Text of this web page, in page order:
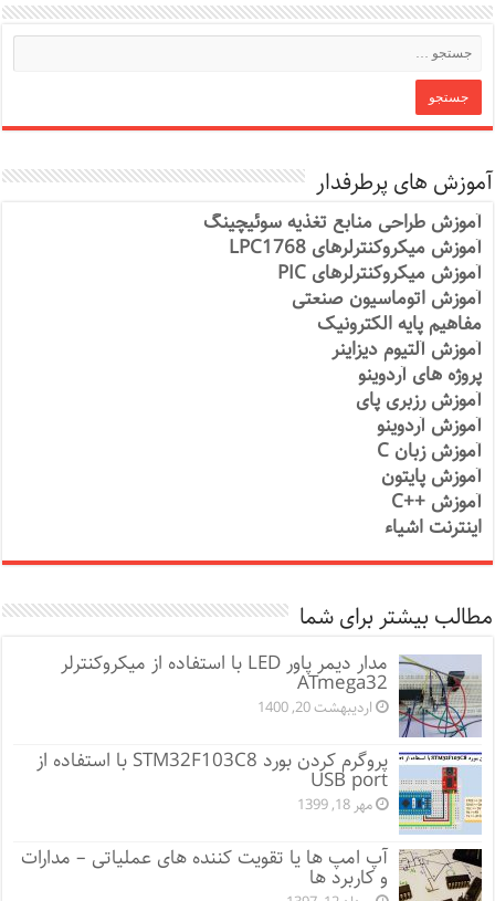
آموزش های پرطرفدار
آموزش طراحی منابع تغذیه سوئیچینگ
آموزش میکروکنترلرهای LPC1768
آموزش میکروکنترلرهای PIC
آموزش اتوماسیون صنعتی
مفاهیم پایه الکترونیک
آموزش آلتیوم دیزاینر
پروژه های آردوینو
آموزش رزبری پای
آموزش آردوینو
آموزش زبان C
آموزش پایتون
آموزش ++C
اینترنت اشیاء
مطالب بیشتر برای شما
مدار دیمر پاور LED با استفاده از میکروکنترلر
ATmega32
اردیبهشت 20, 1400
پروگرم کردن بورد STM32F103C8 با استفاده از
USB port
مهر 18, 1399
آپ امپ ها یا تقویت کننده های عملیاتی – مدارات
و کاربرد ها